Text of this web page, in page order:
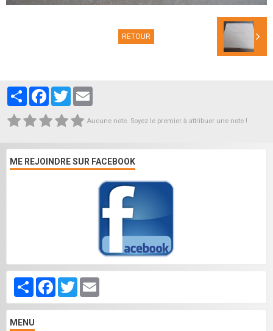
RETOUR
PartagerFacebook
Twitter
Aucune note. Soyez le premier à attribuer une note !
ME REJOINDRE SUR FACEBOOK
PartagerFacebook
Twitter
MENU